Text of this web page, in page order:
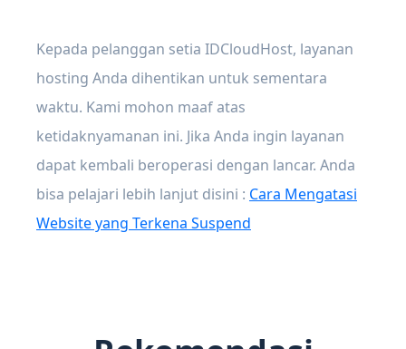
Kepada pelanggan setia IDCloudHost, layanan
hosting Anda dihentikan untuk sementara
waktu. Kami mohon maaf atas
ketidaknyamanan ini. Jika Anda ingin layanan
dapat kembali beroperasi dengan lancar. Anda
bisa pelajari lebih lanjut disini : Cara Mengatasi
Website yang Terkena Suspend